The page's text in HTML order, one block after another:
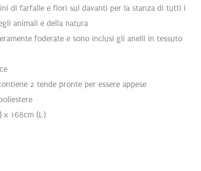
di farfalle e fiori sul davanti per la stanza di tutti i
animali e della natura
foderate e sono inclusi gli anelli in tessuto
2 tende pronte per essere appese
x 168cm (L)